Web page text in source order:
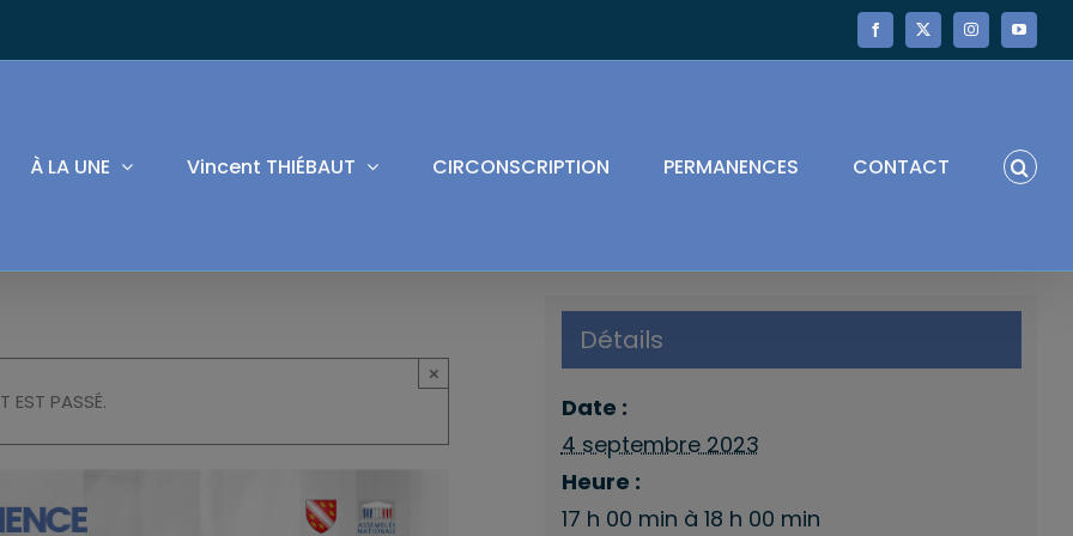
Facebook
X InstagramYouTube
À LA UNE Vincent THIÉBAUT CIRCONSCRIPTION PERMANENCES CONTACT
EST PASSÉ.
×
Détails
Date :
4 septembre 2023
Heure :
17 h 00 min à 18 h 00 min